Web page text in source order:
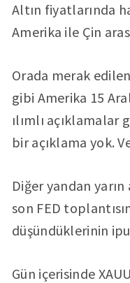
Altın fiyatlarında
Amerika ile Çin
Orada merak
gibi Amerika 15
ılımlı
bir açıklama yok.
Diğer yandan
son FED
düşündüklerinin
Gün içerisinde